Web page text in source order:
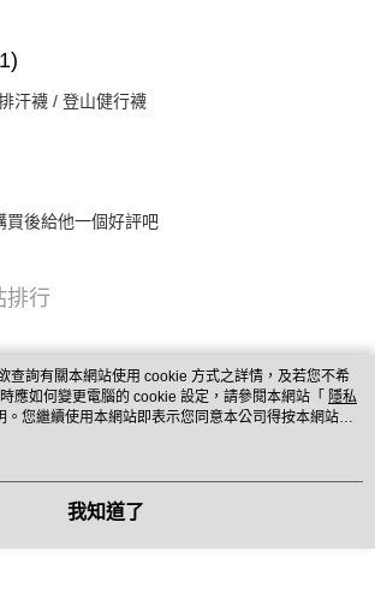
汗襪 / 登山健行襪
買後給他一個好評吧
排行
查詢有關本網站使用 cookie 方式之詳情，及若您不希
應如何變更電腦的 cookie 設定，請參閱本網站「 隱私
。您繼續使用本網站即表示您同意本公司得按本網站使
cookie。
我知道了